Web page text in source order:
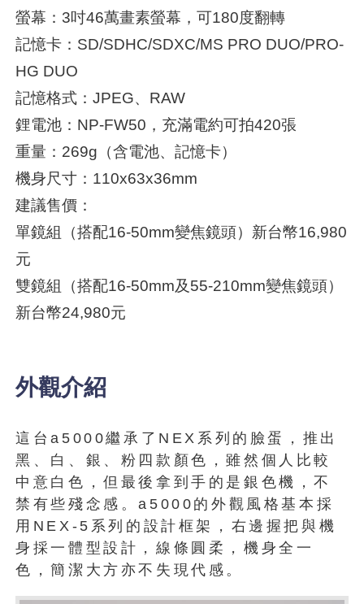
螢幕：3吋46萬畫素螢幕，可180度翻轉
記憶卡：SD/SDHC/SDXC/MS PRO DUO/PRO-
HG DUO
記憶格式：JPEG、RAW
鋰電池：NP-FW50，充滿電約可拍420張
重量：269g（含電池、記憶卡）
機身尺寸：110x63x36mm
建議售價：
單鏡組（搭配16-50mm變焦鏡頭）新台幣16,980
元
雙鏡組（搭配16-50mm及55-210mm變焦鏡頭）
新台幣24,980元
外觀介紹
這台a5000繼承了NEX系列的臉蛋，推出
黑、白、銀、粉四款顏色，雖然個人比較
中意白色，但最後拿到手的是銀色機，不
禁有些殘念感。a5000的外觀風格基本採
用NEX-5系列的設計框架，右邊握把與機
身採一體型設計，線條圓柔，機身全一
色，簡潔大方亦不失現代感。